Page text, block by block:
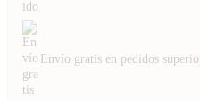
Envío gratis en pedidos